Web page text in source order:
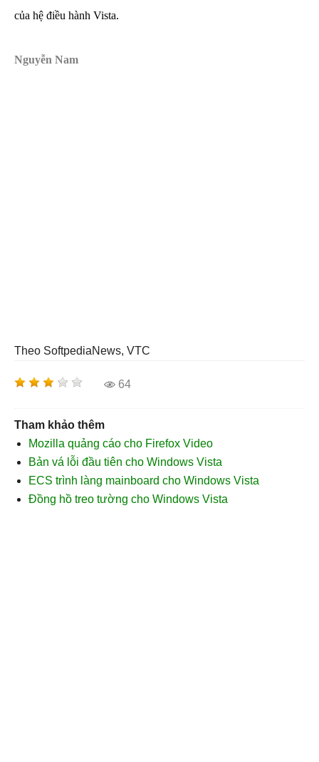
của hệ điều hành Vista.
Nguyễn Nam
Theo SoftpediaNews, VTC
64
Tham khảo thêm
Mozilla quảng cáo cho Firefox Video
Bản vá lỗi đầu tiên cho Windows Vista
ECS trình làng mainboard cho Windows Vista
Đồng hồ treo tường cho Windows Vista